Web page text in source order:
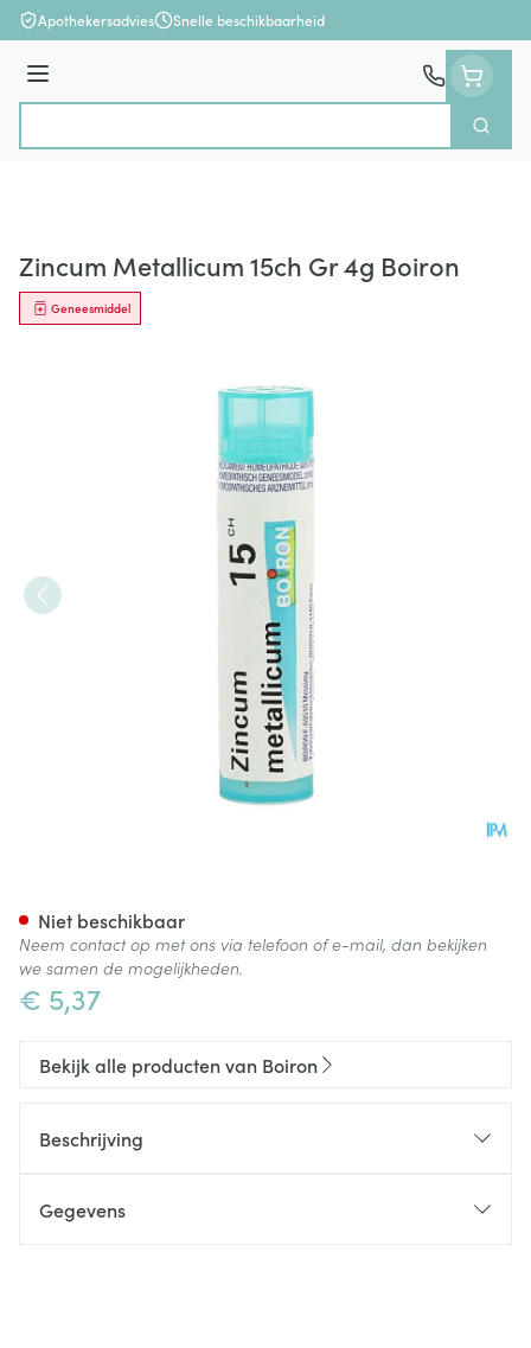
Ga naar de inhoud
Apothekersadvies Snelle beschikbaarheid
Menu
Zoek
Zincum Metallicum 15ch Gr 4g Boiron
Geneesmiddel
€ 5,37
Niet beschikbaar
Neem contact op met ons via telefoon of e-mail, dan bekijken
we samen de mogelijkheden.
Bekijk alle producten van Boiron
Beschrijving
Gegevens